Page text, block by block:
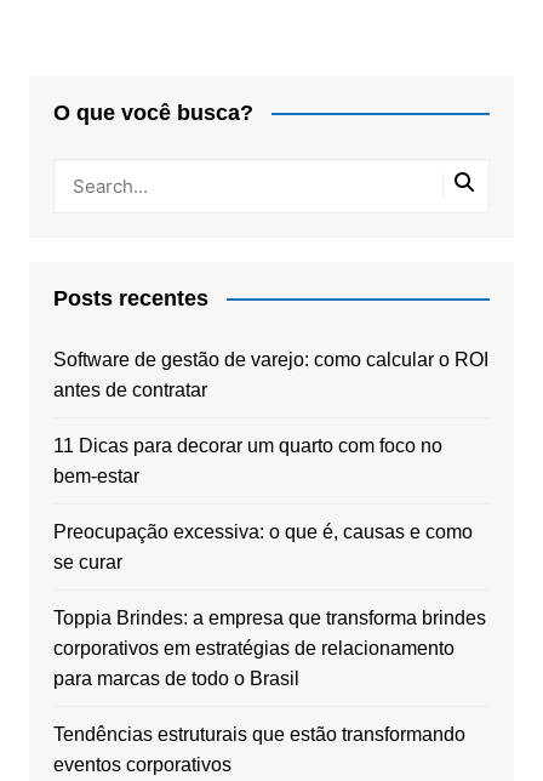
O que você busca?
Posts recentes
Software de gestão de varejo: como calcular o ROI
antes de contratar
11 Dicas para decorar um quarto com foco no
bem-estar
Preocupação excessiva: o que é, causas e como
se curar
Toppia Brindes: a empresa que transforma brindes
corporativos em estratégias de relacionamento
para marcas de todo o Brasil
Tendências estruturais que estão transformando
eventos corporativos